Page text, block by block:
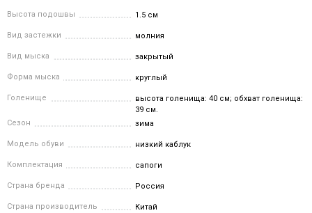
Высота подошвы 1.5 см
Вид застежки молния
Вид мыска закрытый
Форма мыска круглый
Голенище
высота голенища: 40 см; обхват голенища:
39 см.
Сезон
зима
Модель обуви низкий каблук
Комплектация сапоги
Страна бренда Россия
Страна производитель Китай